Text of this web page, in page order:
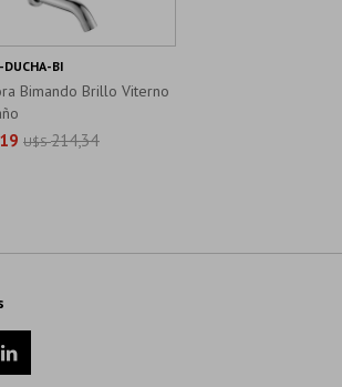
Bimando Brillo Viterno
U$S 214,34
BI
